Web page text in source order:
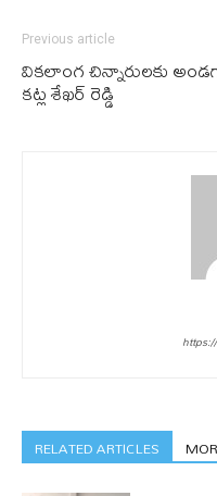
Previous article
వికలాంగ చిన్నారులకు
కట్ల శేఖర్ రెడ్డి
RELATED ARTICLES